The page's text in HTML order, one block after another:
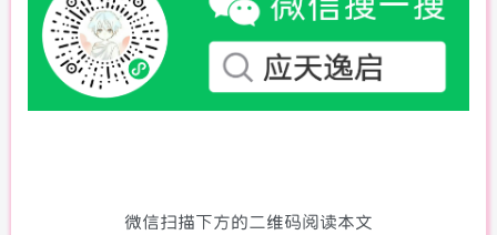
微信扫描下方的二维码阅读本文